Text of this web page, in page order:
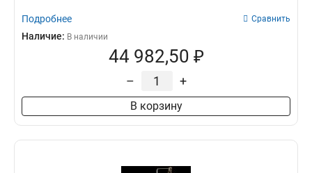
Подробнее Сравнить
Наличие: В наличии
44 982,50 ₽
– +
В корзину